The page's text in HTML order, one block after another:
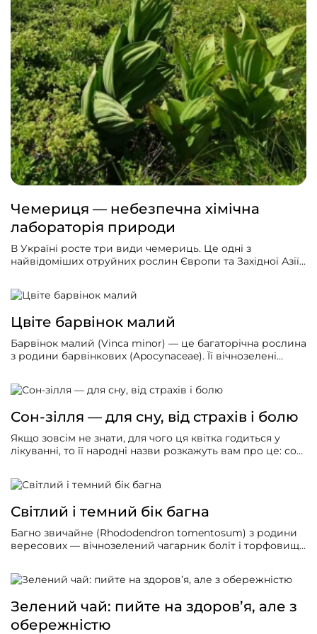
Чемериця — небезпечна хімічна
лабораторія природи
В Україні росте три види чемериць. Це одні з
найвідоміших отруйних рослин Європи та Західної Азії.
кореневище може жити 50-100 років за рахунок
постійного оновлення. А квітнути починають аж в 7-20
Цвіте барвінок малий
Барвінок малий (Vinca minor) — це багаторічна рослина
з родини барвінкових (Apocynaceae). Її вічнозелені
придивляється до природи: листя барвінку і в морози
свіже та неушкоджене. А лишень почнуться тепліші дні,
заготовляти: акуратно зрізати наземну частину з
квіточками, а корінь обов’язково лишити
неушкодженим.
Сон-зілля — для сну, від страхів і болю
Якщо зовсім не знати, для чого ця квітка годиться у
лікуванні, то її народні назви розкажуть вам про це: сон-
Світлий і темний бік багна
Багно звичайне (Rhododendron tomentosum) з родини
вересових — вічнозелений чагарник боліт і торфовищ,
прохолодної частини Північної півкулі. В Україні це
Полісся, зрідка зустрічається в Прикарпатті й Карпатах.
запахом, що посилюється в теплу пору року.
Зелений чай: пийте на здоров’я, але з
обережністю